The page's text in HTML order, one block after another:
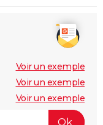
Voir un exemple
Voir un exemple
Voir un exemple